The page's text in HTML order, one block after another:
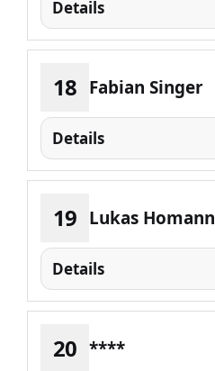
Details
18 Fabian Singer
Details
19 Lukas Homann
Details
20 ****